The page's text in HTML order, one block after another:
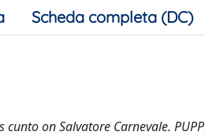
Scheda completa (DC)
on Salvatore Carnevale.